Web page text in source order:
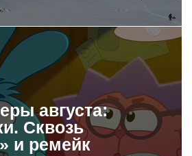
августа:
Сквозь
и ремейк